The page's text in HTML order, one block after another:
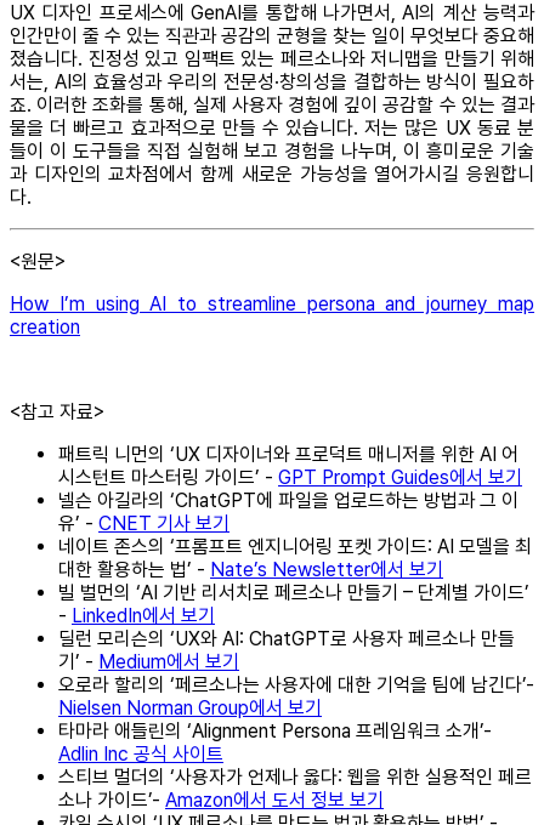
UX 디자인 프로세스에 GenAI를 통합해 나가면서, AI의 계산 능력과
인간만이 줄 수 있는 직관과 공감의 균형을 찾는 일이 무엇보다 중요해
졌습니다. 진정성 있고 임팩트 있는 페르소나와 저니맵을 만들기 위해
서는, AI의 효율성과 우리의 전문성·창의성을 결합하는 방식이 필요하
죠. 이러한 조화를 통해, 실제 사용자 경험에 깊이 공감할 수 있는 결과
물을 더 빠르고 효과적으로 만들 수 있습니다. 저는 많은 UX 동료 분
들이 이 도구들을 직접 실험해 보고 경험을 나누며, 이 흥미로운 기술
과 디자인의 교차점에서 함께 새로운 가능성을 열어가시길 응원합니
다.
<원문>
How I’m using AI to streamline persona and journey map
creation
<참고 자료>
패트릭 니먼의 ‘UX 디자이너와 프로덕트 매니저를 위한 AI 어
시스턴트 마스터링 가이드’ - GPT Prompt Guides에서 보기
넬슨 아길라의 ‘ChatGPT에 파일을 업로드하는 방법과 그 이
유’ - CNET 기사 보기
네이트 존스의 ‘프롬프트 엔지니어링 포켓 가이드: AI 모델을 최
대한 활용하는 법’ - Nate’s Newsletter에서 보기
빌 벌먼의 ‘AI 기반 리서치로 페르소나 만들기 – 단계별 가이드’
- LinkedIn에서 보기
딜런 모리슨의 ‘UX와 AI: ChatGPT로 사용자 페르소나 만들
기’ - Medium에서 보기
오로라 할리의 ‘페르소나는 사용자에 대한 기억을 팀에 남긴다’-
Nielsen Norman Group에서 보기
타마라 애들린의 ‘Alignment Persona 프레임워크 소개’-
Adlin Inc 공식 사이트
스티브 멀더의 ‘사용자가 언제나 옳다: 웹을 위한 실용적인 페르
소나 가이드’- Amazon에서 도서 정보 보기